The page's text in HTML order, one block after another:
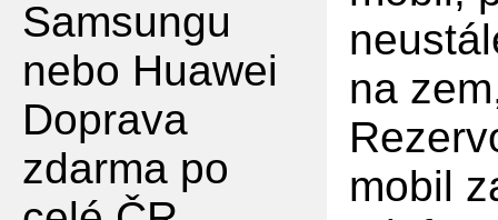
Samsungu
nebo Huawei
Doprava
zdarma po
na
mobil